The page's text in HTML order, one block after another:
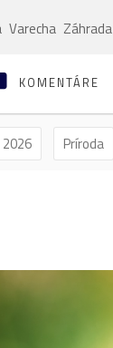
Varecha Záhrada
KOMENTÁRE
2026 Príroda